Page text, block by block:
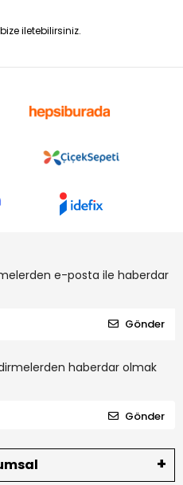
iletebilirsiniz.
e-posta ile haberdar
Gönder
haberdar olmak
Gönder